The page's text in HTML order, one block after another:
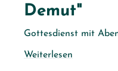
Demut"
Gottesdienst mit
Weiterlesen